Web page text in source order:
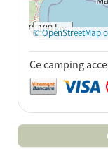
100 km
© OpenStreetMap
Ce camping